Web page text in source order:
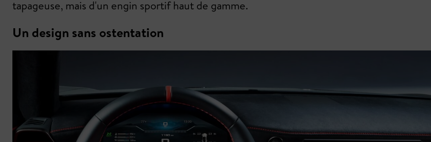
tapageuse, mais d'un engin sportif haut de gamme.
Un design sans ostentation